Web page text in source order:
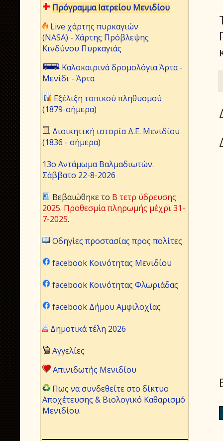
Πρόγραμμα Ιατρείου Μενιδίου
Live χάρτης πυρκαγιών
(NASA) - Χάρτης Πρόβλεψης
Κινδύνου Πυρκαγιάς
Καλοκαιρινά δρομολόγια Άρτα -
Μενίδι - Άρτα
Εξέλιξη τοπικού πληθυσμού
(1879-σήμερα)
Διοικητική ιστορία Δ.Ε. Μενιδίου
(1836 - σήμερα)
13ο Αντάμωμα Βαλμαδιωτών.
Σάββατο 22-8-2026
Βεβαιώθηκε το Β τετρ ύδρευσης
2025. Προθεσμία πληρωμής μέχρι 31-
7-2025.
Οδηγίες προστασίας προς πολίτες
facebook Κοινότητας Μενιδίου
facebook Κοινότητας Φλωριάδας
facebook Δήμου Αμφιλοχίας
Δημοτικά τέλη 2026
Αγγελίες
Απινιδωτής Μενιδίου
Πως να συνδεθείτε στο δίκτυο
Αποχέτευσης & Βιολογικό Καθαρισμό
Μενιδίου.